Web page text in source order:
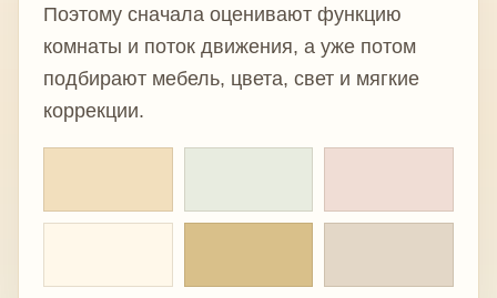
Поэтому сначала оценивают функцию
комнаты и поток движения, а уже потом
подбирают мебель, цвета, свет и мягкие
коррекции.